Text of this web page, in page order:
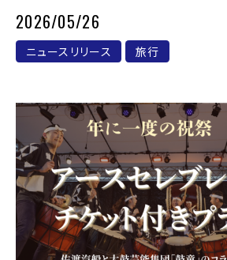
2026/05/26
ニュースリリース 旅行